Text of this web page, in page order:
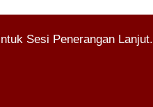
Sesi Penerangan Lanjut.